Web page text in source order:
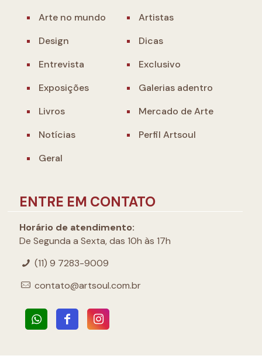
Arte no mundo
Artistas
Design
Dicas
Entrevista
Exclusivo
Exposições
Galerias adentro
Livros
Mercado de Arte
Notícias
Perfil Artsoul
Geral
ENTRE EM CONTATO
Horário de atendimento:
De Segunda a Sexta, das 10h às 17h
(11) 9 7283-9009
contato@artsoul.com.br